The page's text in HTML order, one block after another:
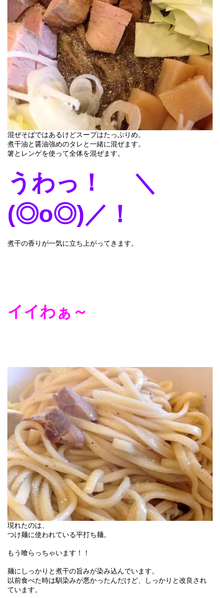
混ぜそばではあるけどスープはたっぷりめ。
煮干油と醤油強めのタレと一緒に混ぜます。
箸とレンゲを使って全体を混ぜます。
うわっ！ ＼
(◎o◎)／！
煮干の香りが一気に立ち上がってきます。
イイわぁ～
現れたのは、
つけ麺に使われている平打ち麺。
もう喰らっちゃいます！！
麺にしっかりと煮干の旨みが染み込んでいます。
以前食べた時は馴染みが悪かったんだけど、しっかりと改良され
ています。